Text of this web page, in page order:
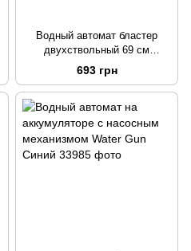
Водный автомат бластер
двухствольный 69 см
Оранжевый
693 грн